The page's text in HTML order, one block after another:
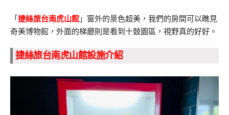
「 捷絲旅台南虎山館 」窗外的景色超美，我們的房間可以瞧見
奇美博物館，外面的梯廳則是看到十鼓園區，視野真的好好。
捷絲旅台南虎山館設施介紹